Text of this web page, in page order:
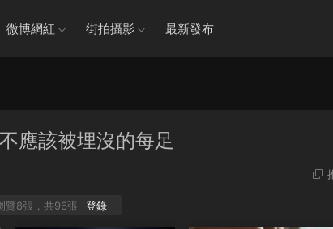
微博網紅 街拍攝影 最新發布
應該被埋沒的每足
覽8張，共96張 登錄